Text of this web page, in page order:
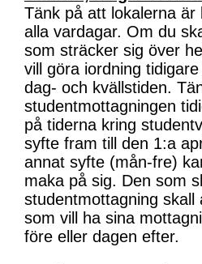
Tänk på att lokalerna är
alla vardagar. Om du
som sträcker sig över
vill göra iordning
dag- och kvällstiden.
studentmottagningen
på tiderna kring
syfte fram till den 1:a
annat syfte (mån-fre)
maka på sig. Den som
studentmottagning skall
som vill ha sina
före eller dagen efter.